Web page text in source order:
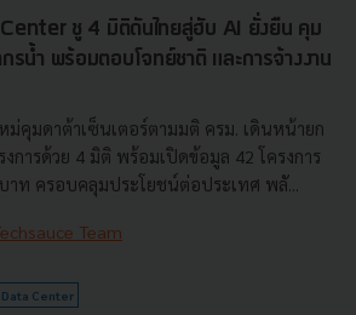
ชู 4 มิติดันไทยสู่ฮับ AI ยั่งยืน คุม
รน้ำ พร้อมตอบโจทย์ชาติ และการจ้างงาน
ม่คุมดาต้าเซ็นเตอร์ตามมติ ครม. เดินหน้ายก
การด้วย 4 มิติ พร้อมเปิดข้อมูล 42 โครงการ
าท ครอบคลุมประโยชน์ต่อประเทศ พลั...
Team
Data Center